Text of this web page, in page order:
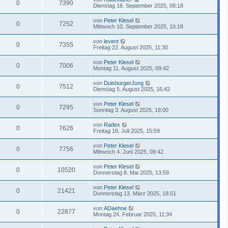
0 7390
Dienstag 16. September 2025, 08:18
0 7252 von Peter Klesel
Mittwoch 10. September 2025, 19:18
0 7355 von levent
Freitag 22. August 2025, 11:30
0 7006 von Peter Klesel
Montag 11. August 2025, 09:42
0 7512 von DuisburgerJung
Dienstag 5. August 2025, 16:42
0 7295 von Peter Klesel
Sonntag 3. August 2025, 18:00
0 7626 von Radex
Freitag 18. Juli 2025, 15:59
0 7756 von Peter Klesel
Mittwoch 4. Juni 2025, 09:42
0 10520 von Peter Klesel
Donnerstag 8. Mai 2025, 13:59
0 21421 von Peter Klesel
Donnerstag 13. März 2025, 18:51
0 22877 von ADaehne
Montag 24. Februar 2025, 11:34